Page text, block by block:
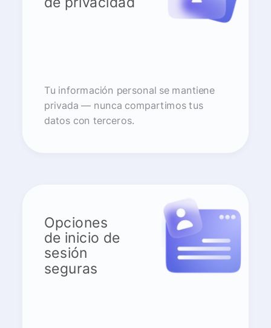
Tu información personal se mantiene
privada — nunca compartimos tus
datos con terceros.
Opciones
de inicio de
sesión
seguras